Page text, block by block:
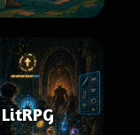
LitRPG